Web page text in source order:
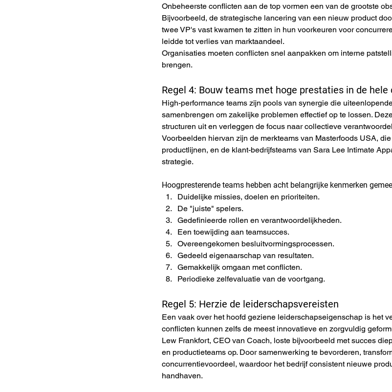
Onbeheerste conflicten aan de top vormen een van de grootste
Bijvoorbeeld, de strategische lancering van een nieuw product
twee VP's vast kwamen te zitten in hun voorkeuren voor
leidde tot verlies van marktaandeel.
Organisaties moeten conflicten snel aanpakken om interne
brengen.
Regel 4: Bouw teams met hoge prestaties in de hele
High-performance teams zijn pools van synergie die
samenbrengen om zakelijke problemen effectief op te lossen.
structuren uit en verleggen de focus naar collectieve
Voorbeelden hiervan zijn de merkteams van Masterfoods USA,
productlijnen, en de klant-bedrijfsteams van Sara Lee Intimate
strategie.
Hoogpresterende teams hebben acht belangrijke kenmerken
Duidelijke missies, doelen en prioriteiten.
De "juiste" spelers.
Gedefinieerde rollen en verantwoordelijkheden.
Een toewijding aan teamsucces.
Overeengekomen besluitvormingsprocessen.
Gedeeld eigenaarschap van resultaten.
Gemakkelijk omgaan met conflicten.
Periodieke zelfevaluatie van de voortgang.
Regel 5: Herzie de leiderschapsvereisten
Een vaak over het hoofd geziene leiderschapseigenschap is het
conflicten kunnen zelfs de meest innovatieve en zorgvuldig
Lew Frankfort, CEO van Coach, loste bijvoorbeeld met succes
en productieteams op. Door samenwerking te bevorderen,
concurrentievoordeel, waardoor het bedrijf consistent nieuwe
handhaven.